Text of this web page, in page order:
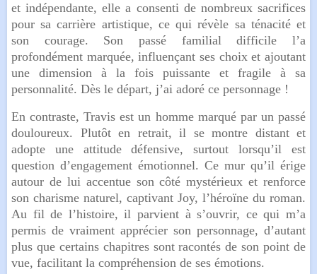
et indépendante, elle a consenti de nombreux sacrifices
pour sa carrière artistique, ce qui révèle sa ténacité et
son courage. Son passé familial difficile l’a
profondément marquée, influençant ses choix et ajoutant
une dimension à la fois puissante et fragile à sa
personnalité. Dès le départ, j’ai adoré ce personnage !
En contraste, Travis est un homme marqué par un passé
douloureux. Plutôt en retrait, il se montre distant et
adopte une attitude défensive, surtout lorsqu’il est
question d’engagement émotionnel. Ce mur qu’il érige
autour de lui accentue son côté mystérieux et renforce
son charisme naturel, captivant Joy, l’héroïne du roman.
Au fil de l’histoire, il parvient à s’ouvrir, ce qui m’a
permis de vraiment apprécier son personnage, d’autant
plus que certains chapitres sont racontés de son point de
vue, facilitant la compréhension de ses émotions.